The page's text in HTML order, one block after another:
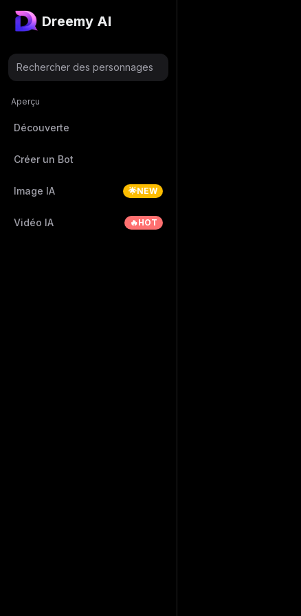
Dreemy AI
Rechercher des personnages
Aperçu
Découverte
Créer un Bot
Image IA 🌟NEW
Vidéo IA 🔥HOT